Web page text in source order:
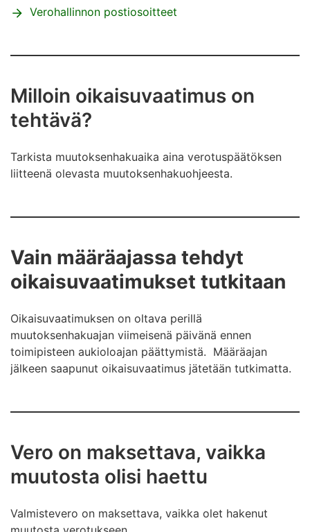
Verohallinnon postiosoitteet
Milloin oikaisuvaatimus on
tehtävä?
Tarkista muutoksenhakuaika aina verotuspäätöksen
liitteenä olevasta muutoksenhakuohjeesta.
Vain määräajassa tehdyt
oikaisuvaatimukset tutkitaan
Oikaisuvaatimuksen on oltava perillä
muutoksenhakuajan viimeisenä päivänä ennen
toimipisteen aukioloajan päättymistä. Määräajan
jälkeen saapunut oikaisuvaatimus jätetään tutkimatta.
Vero on maksettava, vaikka
muutosta olisi haettu
Valmistevero on maksettava, vaikka olet hakenut